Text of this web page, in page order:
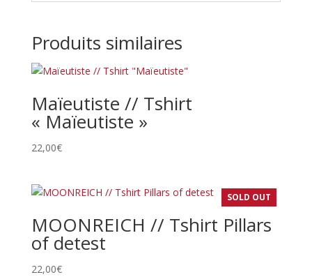
Produits similaires
Maïeutiste // Tshirt
« Maïeutiste »
22,00€
SOLD OUT
MOONREICH // Tshirt Pillars
of detest
22,00€